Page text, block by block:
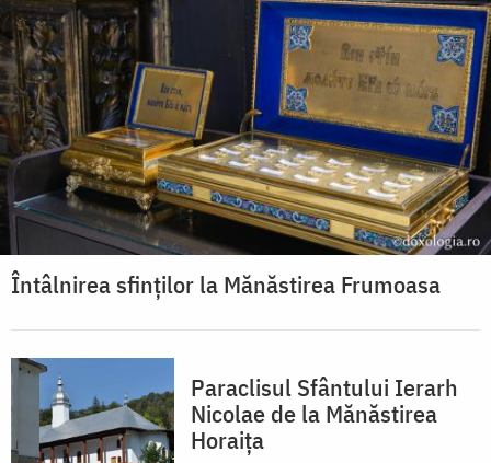
Întâlnirea sfinților la Mănăstirea Frumoasa
Paraclisul Sfântului Ierarh
Nicolae de la Mănăstirea
Horaița